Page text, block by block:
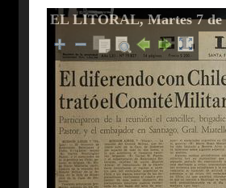
EL LITORAL, Martes 7 de